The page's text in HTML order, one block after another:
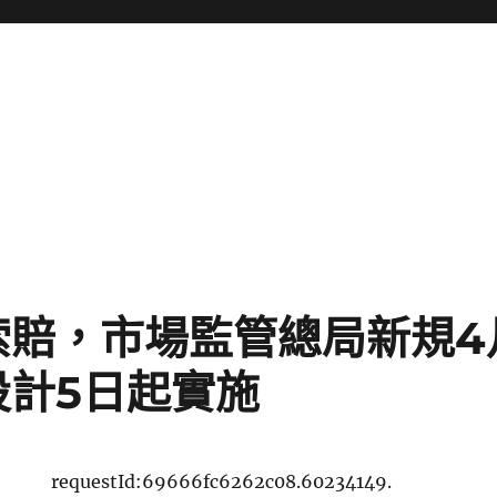
，市場監管總局新規
5日起實施
requestId:69666fc6262c08.60234149.